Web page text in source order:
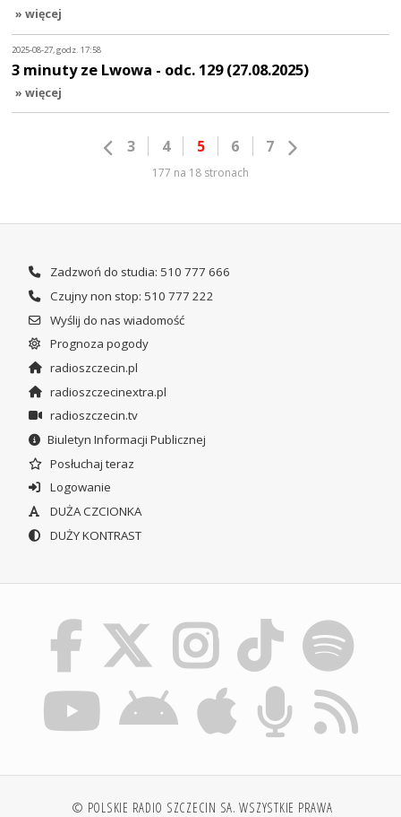
» więcej
2025-08-27, godz. 17:58
3 minuty ze Lwowa - odc. 129 (27.08.2025)
» więcej
3 4 5 6 7
177 na 18 stronach
Zadzwoń do studia: 510 777 666
Czujny non stop: 510 777 222
Wyślij do nas wiadomość
Prognoza pogody
radioszczecin.pl
radioszczecinextra.pl
radioszczecin.tv
Biuletyn Informacji Publicznej
Posłuchaj teraz
Logowanie
DUŻA CZCIONKA
DUŻY KONTRAST
© POLSKIE RADIO SZCZECIN SA. WSZYSTKIE PRAWA